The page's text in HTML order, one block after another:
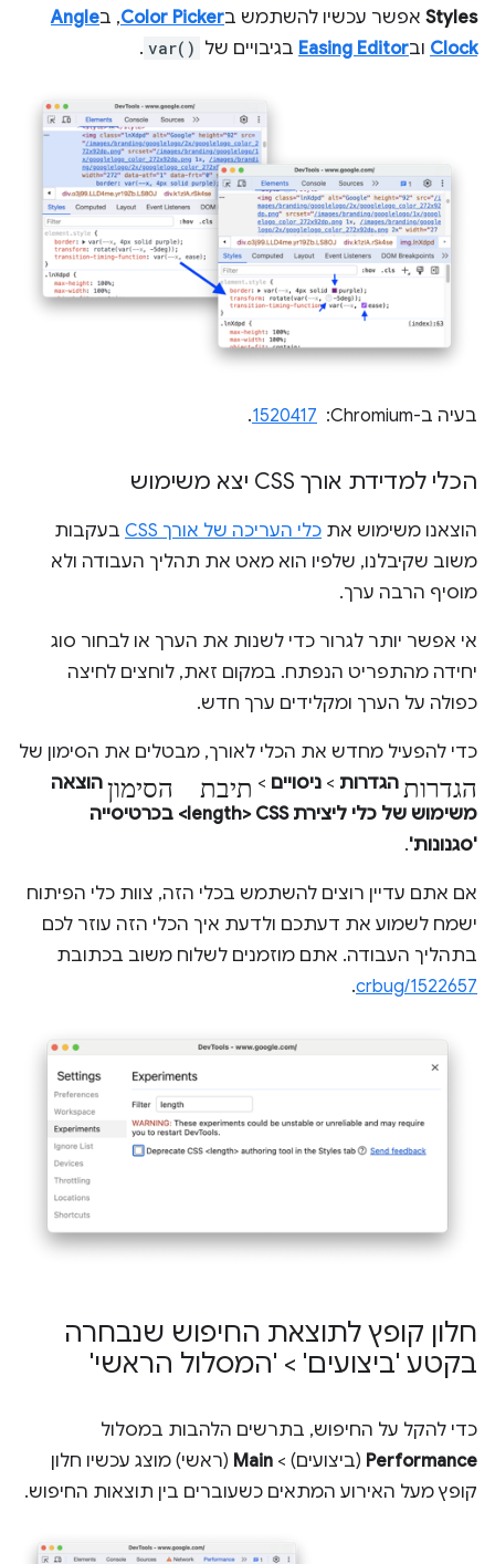
Styles אפשר עכשיו להשתמש בColor Picker, בAngle
Clock ובEasing Editor בגיבויים של var()
.
בעיה ב-Chromium: ‏ 1520417
.
הכלי למדידת אורך CSS יצא משימוש
הוצאנו משימוש את כלי העריכה של אורך CSS
בעקבות
משוב שקיבלנו, שלפיו הוא מאט את תהליך העבודה ולא
מוסיף הרבה ערך.
אי אפשר יותר לגרור כדי לשנות את הערך או לבחור סוג
יחידה מהתפריט הנפתח. במקום זאת, לוחצים לחיצה
כפולה על הערך ומקלידים ערך חדש.
כדי להפעיל מחדש את הכלי לאורך, מבטלים את הסימון של
הגדרות הגדרות > ניסויים > תיבת הסימון הוצאה
משימוש של כלי ליצירת CSS ‏<length> בכרטיסייה
'סגנונות'.
אם אתם עדיין רוצים להשתמש בכלי הזה, צוות כלי הפיתוח
ישמח לשמוע את דעתכם ולדעת איך הכלי הזה עוזר לכם
בתהליך העבודה. אתם מוזמנים לשלוח משוב בכתובת
crbug/1522657
.
חלון קופץ לתוצאת החיפוש שנבחרה
בקטע 'ביצועים' > 'המסלול הראשי'
כדי להקל על החיפוש, בתרשים הלהבות במסלול
Performance (ביצועים) > Main (ראשי) מוצג עכשיו חלון
קופץ מעל האירוע המתאים כשעוברים בין תוצאות החיפוש.